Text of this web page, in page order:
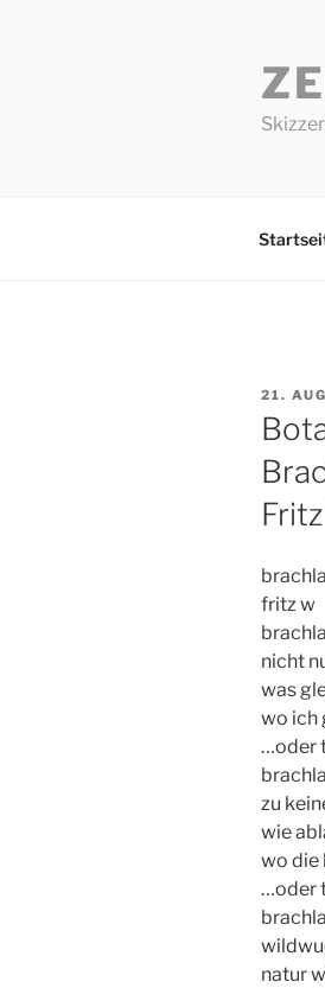
AM
21.
fritz w
nicht
was
wo ich
…oder
zu
wie
wo die
…oder
natur